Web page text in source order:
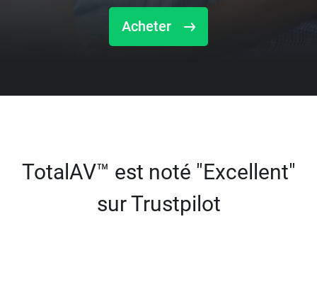
Acheter
TotalAV™ est noté "Excellent"
sur Trustpilot